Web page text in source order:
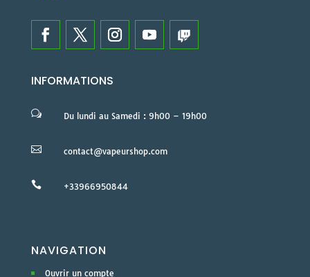
INFORMATIONS
w Du lundi au Samedi : 9h00 – 19h00
 contact@vapeurshop.com
 +33966950844
NAVIGATION
Ouvrir un compte